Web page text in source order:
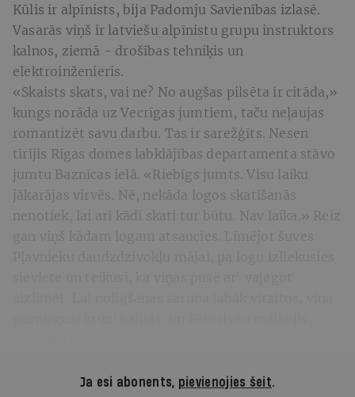
Kūlis ir alpīnists, bija Padomju Savienības izlasē.
Vasarās viņš ir latviešu alpīnistu grupu instruktors
kalnos, ziemā - drošības tehniķis un
elektroinženieris.
«Skaists skats, vai ne? No augšas pilsēta ir citāda,»
kungs norāda uz Vecrīgas jumtiem, taču neļaujas
romantizēt savu darbu. Tas ir sarežģīts. Nesen
tīrījis Rīgas domes labklājības departamenta stāvo
jumtu Baznīcas ielā. «Riebīgs jumts. Visu laiku
jākarājas virvēs. Nē, nekāda logos skatīšanās
nenotiek, lai arī kādi skati tur būtu. Nav laika.» Reiz
gan viņš kādam logam atsaucies. Līmējot šuves
Ja esi abonents, pievienojies šeit.